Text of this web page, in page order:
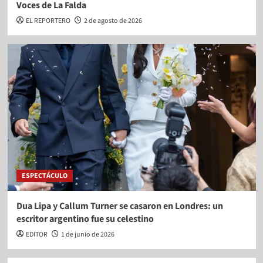
Voces de La Falda
EL REPORTERO 2 de agosto de 2026
ESPECTÁCULO
Dua Lipa y Callum Turner se casaron en Londres: un
escritor argentino fue su celestino
EDITOR 1 de junio de 2026